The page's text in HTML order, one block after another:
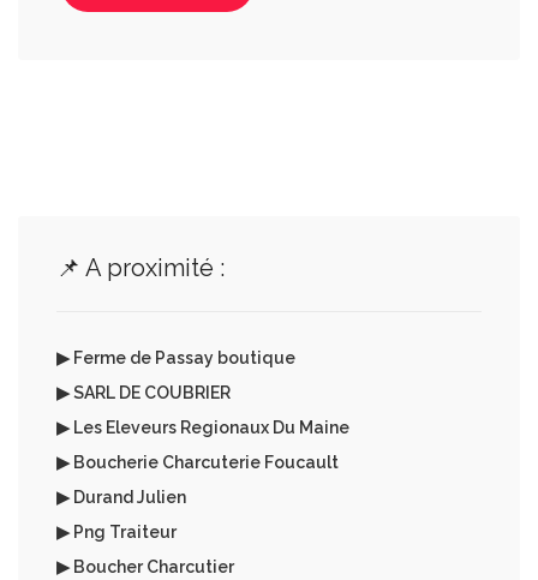
📌 A proximité :
▶ Ferme de Passay boutique
▶ SARL DE COUBRIER
▶ Les Eleveurs Regionaux Du Maine
▶ Boucherie Charcuterie Foucault
▶ Durand Julien
▶ Png Traiteur
▶ Boucher Charcutier